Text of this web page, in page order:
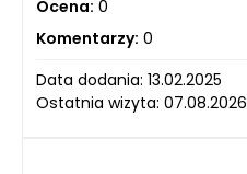
Ocena: 0
Komentarzy: 0
Data dodania: 13.02.2025
Ostatnia wizyta: 07.08.2026